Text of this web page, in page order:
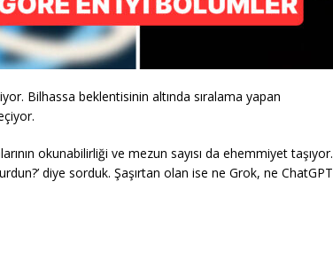
Bilhassa beklentisinin altında sıralama yapan
okunabilirliği ve mezun sayısı da ehemmiyet taşıyor.
diye sorduk. Şaşırtan olan ise ne Grok, ne ChatGPT